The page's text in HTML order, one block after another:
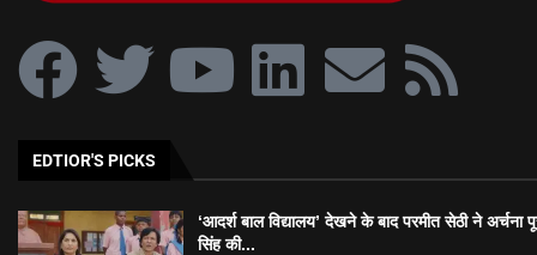
EDTIOR'S PICKS
‘आदर्श बाल विद्यालय’ देखने के बाद परमीत सेठी ने अर्चना
सिंह की...